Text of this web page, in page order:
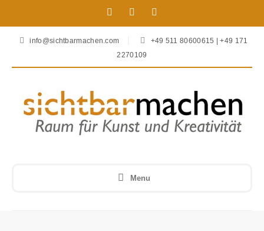
info@sichtbarmachen.com
+49 511 80600615 | +49 171
2270109
Menu